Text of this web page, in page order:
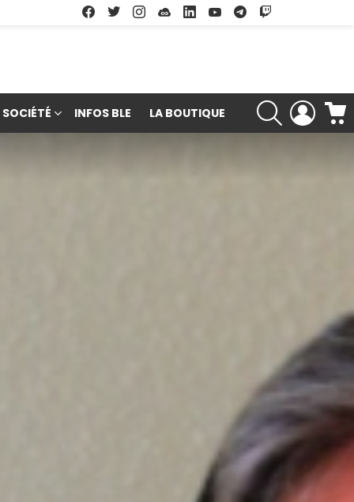
Facebook
TwitterInstagramSoundcloud
LinkedinYoutubeGoogle Play
SOCIÉTÉ INFOS BLE LA BOUTIQUE
RECHERCHE
LOGIN